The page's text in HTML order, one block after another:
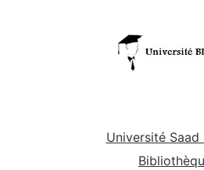
Université Saad